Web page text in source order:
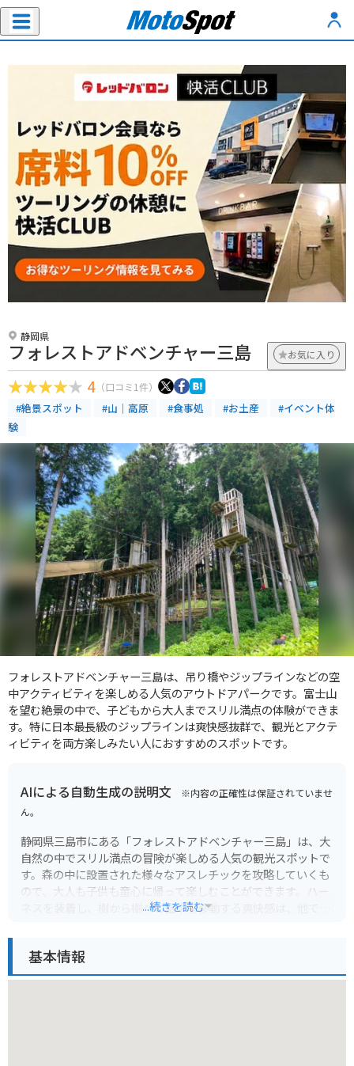
静岡県
フォレストアドベンチャー三島 お気に入り
4 （口コミ1件）
#絶景スポット #山｜高原 #食事処 #お土産
#イベント体
験
フォレストアドベンチャー三島は、吊り橋やジップラインなどの空
中アクティビティを楽しめる人気のアウトドアパークです。富士山
を望む絶景の中で、子どもから大人までスリル満点の体験ができま
す。特に日本最長級のジップラインは爽快感抜群で、観光とアクテ
ィビティを両方楽しみたい人におすすめのスポットです。
AIによる自動生成の説明文 ※内容の正確性は保証されていませ
ん。
静岡県三島市にある「フォレストアドベンチャー三島」は、大
自然の中でスリル満点の冒険が楽しめる人気の観光スポットで
す。森の中に設置された様々なアスレチックを攻略していくも
ので、大人も子供も童心に帰って楽しむことができます。ハー
ネスを装着し、樹から樹へと空中を移動する爽快感は、他では
しめます。アドベンチャーだけでなく、周辺には美味しいグル
メや観光スポットも充実しており、一日を通して楽しむことが
...続きを読む
基本情報